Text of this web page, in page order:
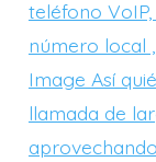
teléfono
número local
Image Así
llamada de